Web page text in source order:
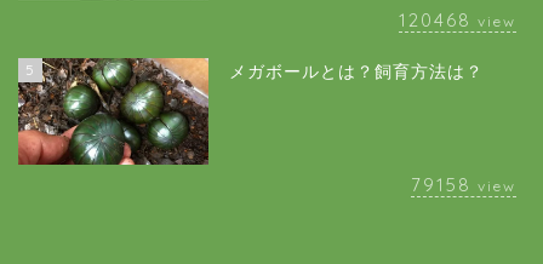
120468 view
5 メガボールとは？飼育方法は？
79158 view